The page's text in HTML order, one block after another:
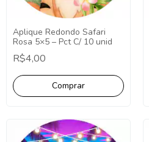
Aplique Redondo Safari
Rosa 5×5 – Pct C/ 10 unid
R$4,00